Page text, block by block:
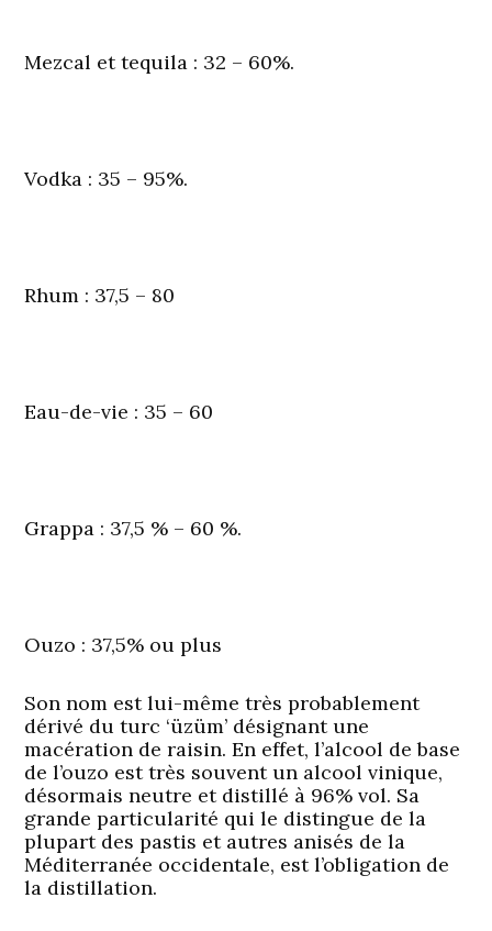
Mezcal et tequila : 32 – 60%.
Vodka : 35 – 95%.
Rhum : 37,5 – 80
Eau-de-vie : 35 – 60
Grappa : 37,5 % – 60 %.
Ouzo : 37,5% ou plus
Son nom est lui-même très probablement
dérivé du turc ‘üzüm’ désignant une
macération de raisin. En effet, l’alcool de base
de l’ouzo est très souvent un alcool vinique,
désormais neutre et distillé à 96% vol. Sa
grande particularité qui le distingue de la
plupart des pastis et autres anisés de la
Méditerranée occidentale, est l’obligation de
la distillation.